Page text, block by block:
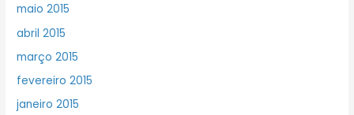
maio 2015
abril 2015
março 2015
fevereiro 2015
janeiro 2015